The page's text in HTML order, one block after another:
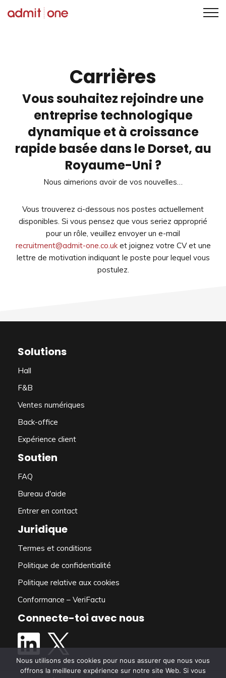
Carrières
Vous souhaitez rejoindre une
entreprise technologique
dynamique et à croissance
rapide basée dans le Dorset, au
Royaume-Uni ?
Nous aimerions avoir de vos nouvelles…
Vous trouverez ci-dessous nos postes actuellement
disponibles. Si vous pensez que vous seriez approprié
pour un rôle, veuillez envoyer un e-mail
recruitment@admit-one.co.uket joignez votre CV et une
lettre de motivation indiquant le poste pour lequel vous
postulez.
Solutions
Hall
F&B
Ventes numériques
Back-office
Expérience client
Soutien
FAQ
Bureau d'aide
Entrer en contact
Juridique
Termes et conditions
Politique de confidentialité
Politique relative aux cookies
Conformance – VeriFactu
Connecte-toi avec nous
Nous utilisons des cookies pour nous assurer que nous vous
offrons la meilleure expérience sur notre site Web. Si vous